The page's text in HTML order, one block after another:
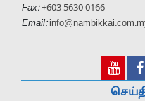
Fax: +603 5630 0166
Email: